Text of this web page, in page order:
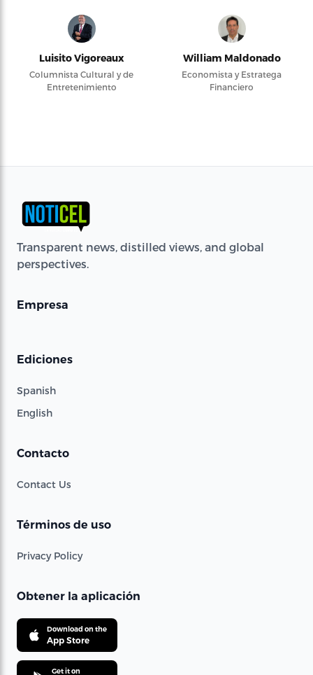
Luisito Vigoreaux
Columnista Cultural y de
Entretenimiento
William Maldonado
Economista y Estratega
Financiero
Transparent news, distilled views, and global
perspectives.
Empresa
Ediciones
Spanish
English
Contacto
Contact Us
Términos de uso
Privacy Policy
Obtener la aplicación
Download on the
App Store
Get it on